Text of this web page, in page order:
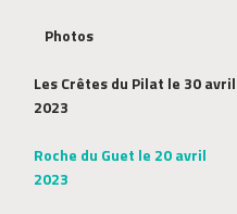
Photos
Les Crêtes du Pilat le 30 avril
2023
Roche du Guet le 20 avril
2023